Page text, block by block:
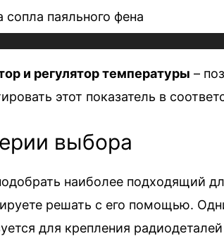
и регулятор температуры –
этот показатель в
выбора
наиболее подходящий
решать с его помощью.
для крепления радиодеталей